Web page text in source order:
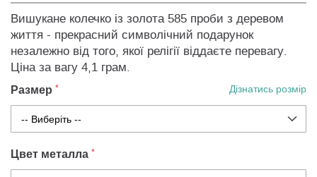
Вишукане колечко із золота 585 проби з деревом
життя - прекрасний символічний подарунок
незалежно від того, якої релігії віддаєте перевагу.
Ціна за вагу 4,1 грам.
Размер Дізнатись розмір
Цвет металла